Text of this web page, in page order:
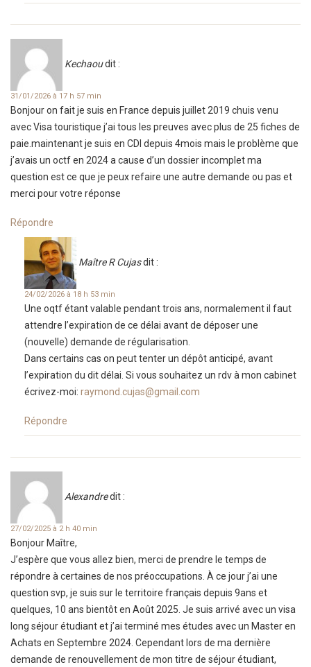
Kechaoudit :
31/01/2026 à 17 h 57 min
Bonjour on fait je suis en France depuis juillet 2019 chuis venu
avec Visa touristique j’ai tous les preuves avec plus de 25 fiches de
paie.maintenant je suis en CDI depuis 4mois mais le problème que
j’avais un octf en 2024 a cause d’un dossier incomplet ma
question est ce que je peux refaire une autre demande ou pas et
merci pour votre réponse
Répondre
Maître R Cujasdit :
24/02/2026 à 18 h 53 min
Une oqtf étant valable pendant trois ans, normalement il faut
attendre l’expiration de ce délai avant de déposer une
(nouvelle) demande de régularisation.
Dans certains cas on peut tenter un dépôt anticipé, avant
l’expiration du dit délai. Si vous souhaitez un rdv à mon cabinet
écrivez-moi: raymond.cujas@gmail.com
Répondre
Alexandredit :
27/02/2025 à 2 h 40 min
Bonjour Maître,
J’espère que vous allez bien, merci de prendre le temps de
répondre à certaines de nos préoccupations. À ce jour j’ai une
question svp, je suis sur le territoire français depuis 9ans et
quelques, 10 ans bientôt en Août 2025. Je suis arrivé avec un visa
long séjour étudiant et j’ai terminé mes études avec un Master en
Achats en Septembre 2024. Cependant lors de ma dernière
demande de renouvellement de mon titre de séjour étudiant,